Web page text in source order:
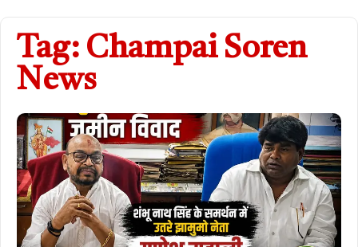
Tag: Champai Soren
News ​